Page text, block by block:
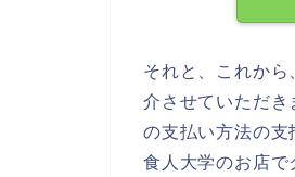
それと、これか
介させていただき
の支払い方法の支
食人大学のお店で